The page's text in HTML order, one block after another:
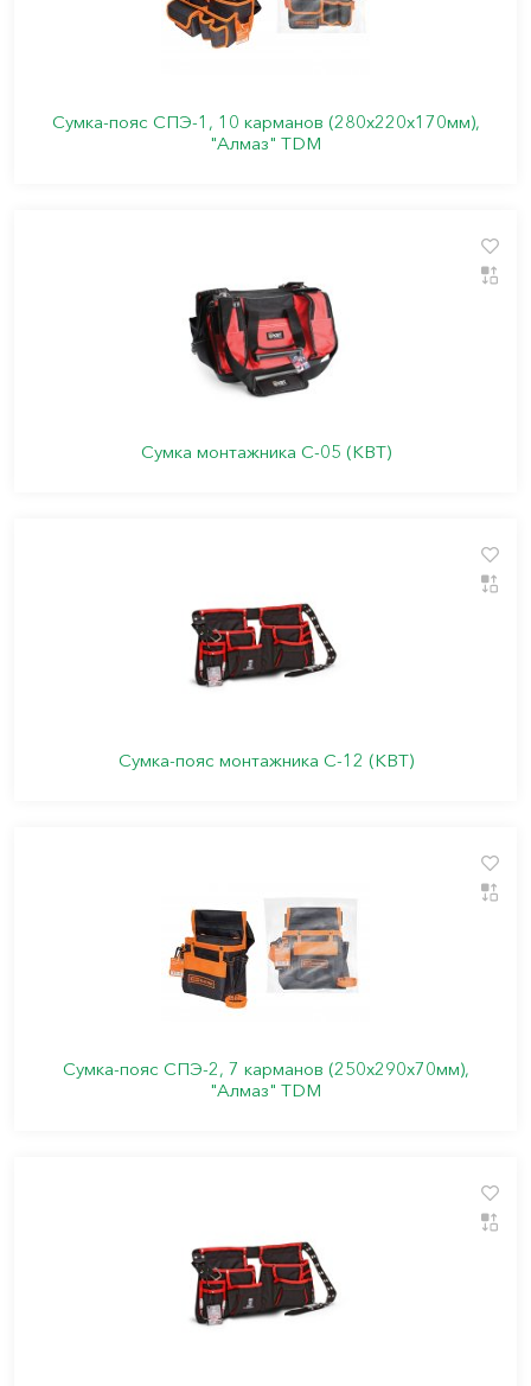
Сумка-пояс СПЭ-1, 10 карманов (280х220х170мм),
"Алмаз" TDM
Сумка монтажника С-05 (КВТ)
Сумка-пояс монтажника С-12 (КВТ)
Сумка-пояс СПЭ-2, 7 карманов (250х290х70мм),
"Алмаз" TDM